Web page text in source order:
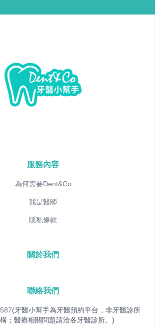
服務內容
為何需要Dent&Co
我是醫師
隱私條款
關於我們
聯絡我們
(牙醫小幫手為牙醫預約平台，非牙醫診所
；醫療相關問題請洽各牙醫診所。)